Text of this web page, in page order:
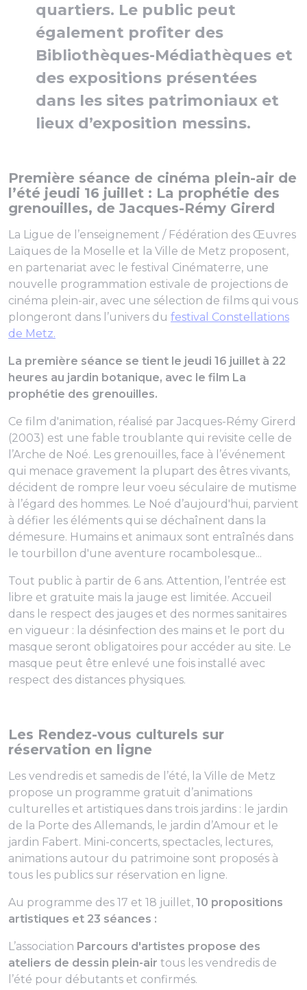
quartiers. Le public peut
également profiter des
Bibliothèques-Médiathèques et
des expositions présentées
dans les sites patrimoniaux et
lieux d’exposition messins.
Première séance de cinéma plein-air de
l’été jeudi 16 juillet : La prophétie des
grenouilles, de Jacques-Rémy Girerd
La Ligue de l’enseignement / Fédération des Œuvres
Laïques de la Moselle et la Ville de Metz proposent,
en partenariat avec le festival Cinématerre, une
nouvelle programmation estivale de projections de
cinéma plein-air, avec une sélection de films qui vous
plongeront dans l’univers du festival Constellations
de Metz.
La première séance se tient le jeudi 16 juillet à 22
heures au jardin botanique, avec le film La
prophétie des grenouilles.
Ce film d'animation, réalisé par Jacques-Rémy Girerd
(2003) est une fable troublante qui revisite celle de
l’Arche de Noé. Les grenouilles, face à l’événement
qui menace gravement la plupart des êtres vivants,
décident de rompre leur voeu séculaire de mutisme
à l’égard des hommes. Le Noé d’aujourd'hui, parvient
à défier les éléments qui se déchaînent dans la
démesure. Humains et animaux sont entraînés dans
le tourbillon d'une aventure rocambolesque...
Tout public à partir de 6 ans. Attention, l’entrée est
libre et gratuite mais la jauge est limitée. Accueil
dans le respect des jauges et des normes sanitaires
en vigueur : la désinfection des mains et le port du
masque seront obligatoires pour accéder au site. Le
masque peut être enlevé une fois installé avec
respect des distances physiques.
Les Rendez-vous culturels sur
réservation en ligne
Les vendredis et samedis de l’été, la Ville de Metz
propose un programme gratuit d’animations
culturelles et artistiques dans trois jardins : le jardin
de la Porte des Allemands, le jardin d’Amour et le
jardin Fabert. Mini-concerts, spectacles, lectures,
animations autour du patrimoine sont proposés à
tous les publics sur réservation en ligne.
Au programme des 17 et 18 juillet, 10 propositions
artistiques et 23 séances :
L’association Parcours d'artistes propose des
ateliers de dessin plein-air tous les vendredis de
l’été pour débutants et confirmés.